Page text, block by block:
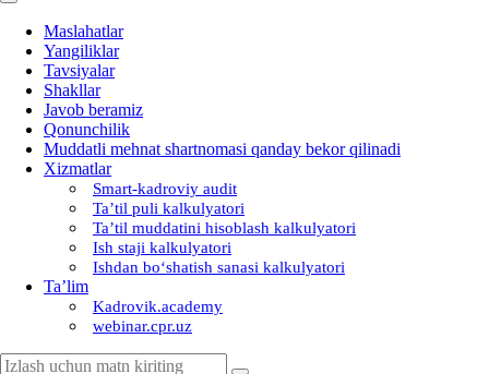
Maslahatlar
Yangiliklar
Tavsiyalar
Shakllar
Javob beramiz
Qonunchilik
Muddatli mehnat shartnomasi qanday bekor qilinadi
Xizmatlar
Smart-kadroviy audit
Ta’til puli kalkulyatori
Ta’til muddatini hisoblash kalkulyatori
Ish staji kalkulyatori
Ishdan boʻshatish sanasi kalkulyatori
Ta’lim
Kadrovik.academy
webinar.cpr.uz